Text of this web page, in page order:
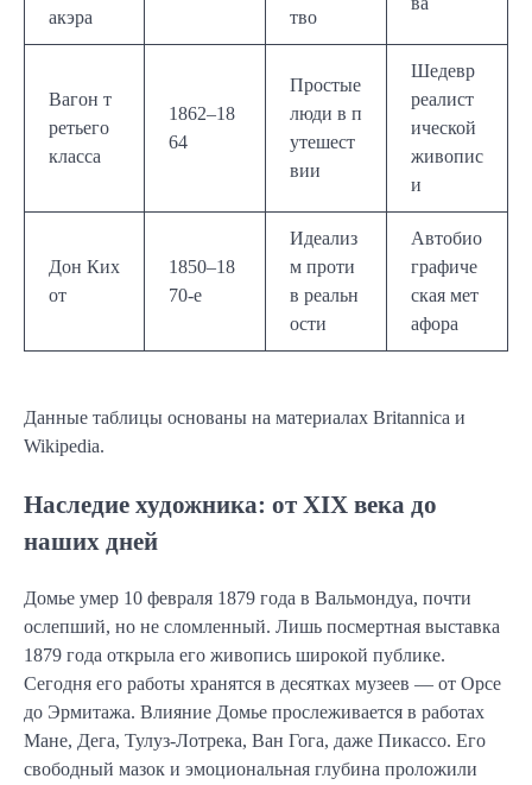
акэра
тво
Вагон т
ретьего
класса
1862–18
64
Простые
люди в п
утешест
вии
Шедевр
реалист
ической
живопис
и
Дон Ких
от
1850–18
70-е
Идеализ
м проти
в реальн
ости
Автобио
графиче
ская мет
афора
Данные таблицы основаны на материалах Britannica и
Wikipedia.
Наследие художника: от XIX века до
наших дней
Домье умер 10 февраля 1879 года в Вальмондуа, почти
ослепший, но не сломленный. Лишь посмертная выставка
1879 года открыла его живопись широкой публике.
Сегодня его работы хранятся в десятках музеев — от Орсе
до Эрмитажа. Влияние Домье прослеживается в работах
Мане, Дега, Тулуз-Лотрека, Ван Гога, даже Пикассо. Его
свободный мазок и эмоциональная глубина проложили